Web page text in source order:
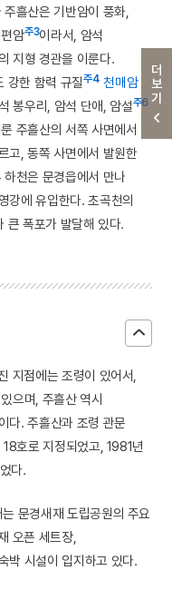
더보기
흘산은 기반암이 풍화,
암주3이라서, 암석
지형 경관을 이룬다.
강한 함력 규질주4 천매암
봉우리, 암석 단애, 암설주6
주흘산의 서쪽 사면에서
고, 동쪽 사면에서 발원한
천은 문경읍에서 만나
강에 유입한다. 초곡천의
큰 폭포가 발달해 있다.
지점에는 조령이 있어서,
으며, 주흘산 역시
다. 주흘산과 조령 관문
호로 지정되었고, 1981년
다.
문경새재 도립공원의 주요
오픈 세트장,
박 시설이 입지하고 있다.